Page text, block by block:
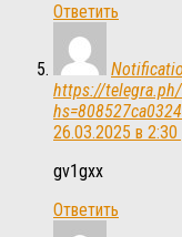
Ответить
https://telegra.ph/
26.03.2025 в 2:30
gv1gxx
Ответить